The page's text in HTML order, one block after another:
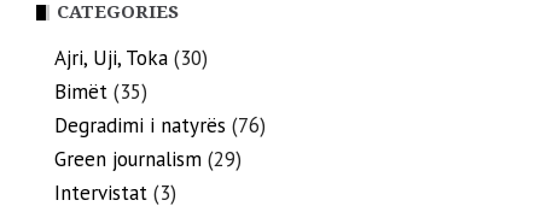
CATEGORIES
Ajri, Uji, Toka (30)
Bimët (35)
Degradimi i natyrës (76)
Green journalism (29)
Intervistat (3)